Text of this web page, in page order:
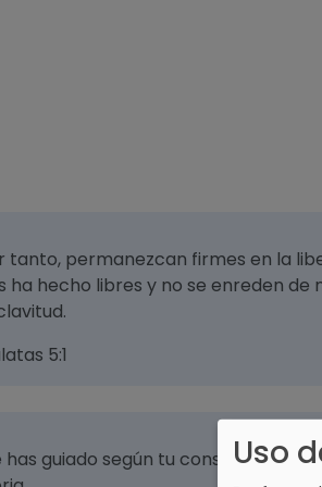
tanto, permanezcan firmes en la
ha hecho libres y no se enreden de
5:1
has guiado según tu consejo, y
Uso